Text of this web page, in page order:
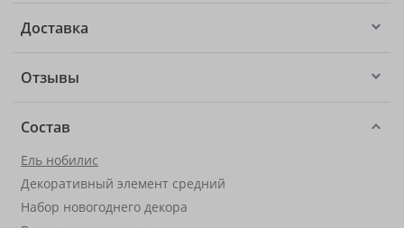
Доставка
Отзывы
Состав
Ель нобилис
Декоративный элемент средний
Набор новогоднего декора